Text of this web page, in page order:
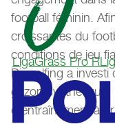
LigaGrass Pro R
football féminin.
croissantes du
conditions de jeu
Dingolfing a
gazon
d’entraînement à